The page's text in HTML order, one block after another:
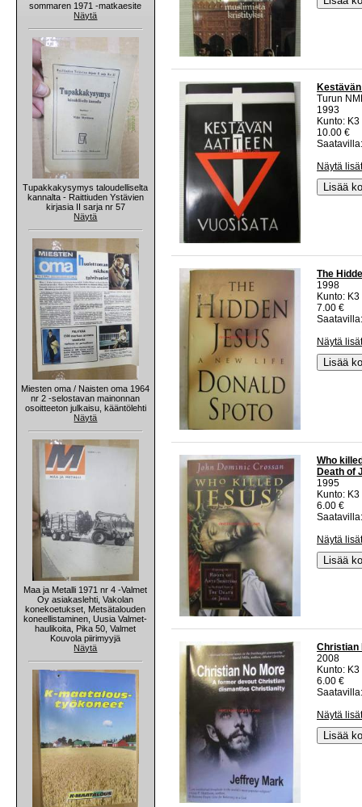
sommaren 1971 -matkaesite
Näytä
Tupakkakysymys taloudelliselta
kannalta - Raittiuden Ystävien
kirjasia II sarja nr 57
Näytä
Miesten oma / Naisten oma 1964
nr 2 -selostavan mainonnan
osoitteeton julkaisu, kääntölehti
Näytä
Maa ja Metalli 1971 nr 4 -Valmet
Oy asiakaslehti, Vakolan
konekoetukset, Metsätalouden
koneellistaminen, Uusia Valmet-
haulikoita, Pika 50, Valmet
Kouvola piirimyyjä
Näytä
Turun
1993
Kunto:
10.00 €
Näytä
Lisää
The
1998
Kunto:
7.00 €
Näytä
Lisää
Who
Death of
1995
Kunto:
6.00 €
Näytä
Lisää
Christian
2008
Kunto:
6.00 €
Näytä
Lisää